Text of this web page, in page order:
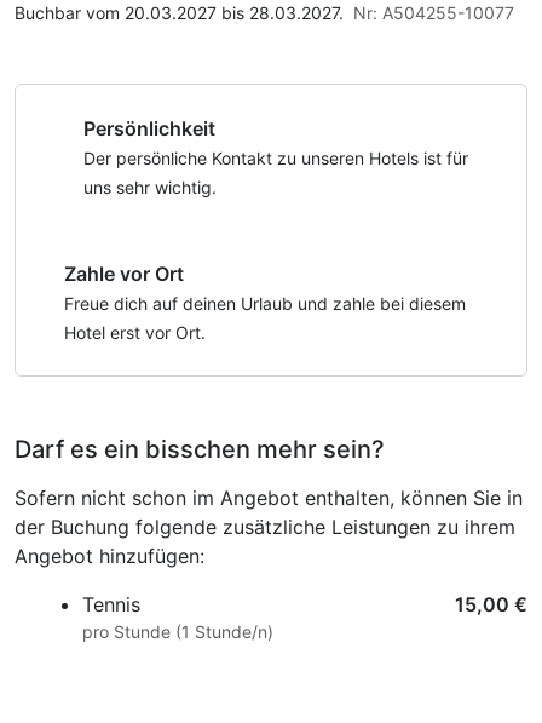
- 2 x pro Woche Ausschlafservice
im Winter, täglich frisch zubereitete Obst- Gemüse und
Grießbreie in BIO-Qualität, abdunkelbare Zimmer,
Babybett, Wickelunterlage, Windeleimer,
gratis Babyphone zum ausleihen, Hochstühle und
Babylätzchen im Restaurant
- Gästekarte mit zahlreichen kostenlosen Eintritten,
KOSTENLOSER VERLEIH (nach Verfügbarkeit)
Zahlreiche Babyutensilien - einfach die Babycheckliste
anfordern!
Rückentragen, geländegängige Kinderwagen, Regen-
Parkplatz, W-LAN Nutzung / Internetnutzung
Buchbar vom 20.03.2027 bis 28.03.2027. Nr: A504255-10077
Persönlichkeit
Der persönliche Kontakt zu unseren Hotels ist für
uns sehr wichtig.
Zahle vor Ort
Freue dich auf deinen Urlaub und zahle bei diesem
Hotel erst vor Ort.
Darf es ein bisschen mehr sein?
Sofern nicht schon im Angebot enthalten, können Sie in
der Buchung folgende zusätzliche Leistungen zu ihrem
Angebot hinzufügen:
Tennis
15,00 €
pro Stunde (1 Stunde/n)